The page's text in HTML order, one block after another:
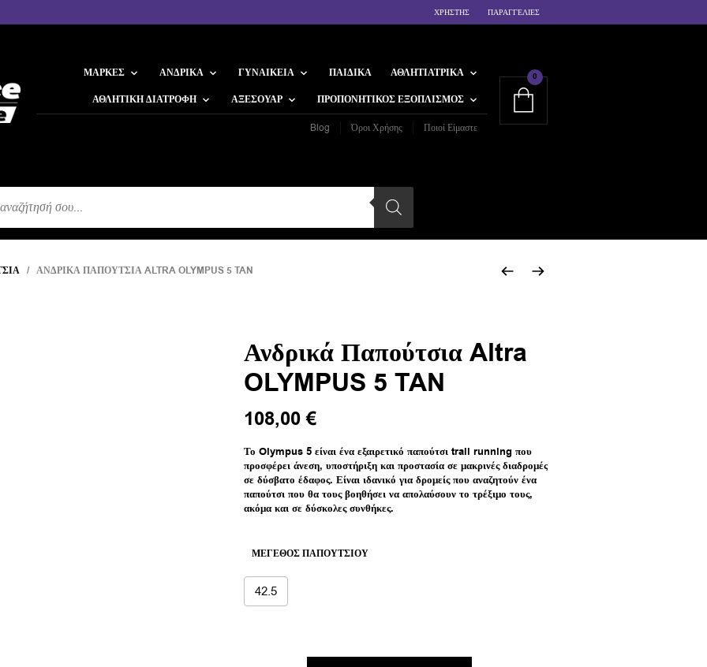
ΧΡΗΣΤΗΣ ΠΑΡΑΓΓΕΛΙΕΣ
ΜΆΡΚΕΣ ΑΝΔΡΙΚΆ ΓΥΝΑΙΚΕΊΑ ΠΑΙΔΙΚΆ
ΑΘΛΗΤΙΑΤΡΙΚΆ
ΑΘΛΗΤΙΚΉ ΔΙΑΤΡΟΦΉ
ΑΞΕΣΟΥΆΡ ΠΡΟΠΟΝΗΤΙΚΌΣ ΕΞΟΠΛΙΣΜΌΣ
Blog Όροι Χρήσης Ποιοί Είμαστε
0
/ ΑΝΔΡΙΚΆ ΠΑΠΟΎΤΣΙΑ ALTRA OLYMPUS 5 TAN
Ανδρικά Παπούτσια Altra
OLYMPUS 5 TAN
Original
was:
180,00 €.
108,00€Η
τιμή
είναι:
108,00 €.
Το Olympus 5 είναι ένα εξαιρετικό παπούτσι trail running που
προσφέρει άνεση, υποστήριξη και προστασία σε μακρινές διαδρομές
σε δύσβατο έδαφος. Είναι ιδανικό για δρομείς που αναζητούν ένα
παπούτσι που θα τους βοηθήσει να απολαύσουν το τρέξιμο τους,
ακόμα και σε δύσκολες συνθήκες.
ΜΈΓΕΘΟΣ ΠΑΠΟΥΤΣΙΟΎ
42.5